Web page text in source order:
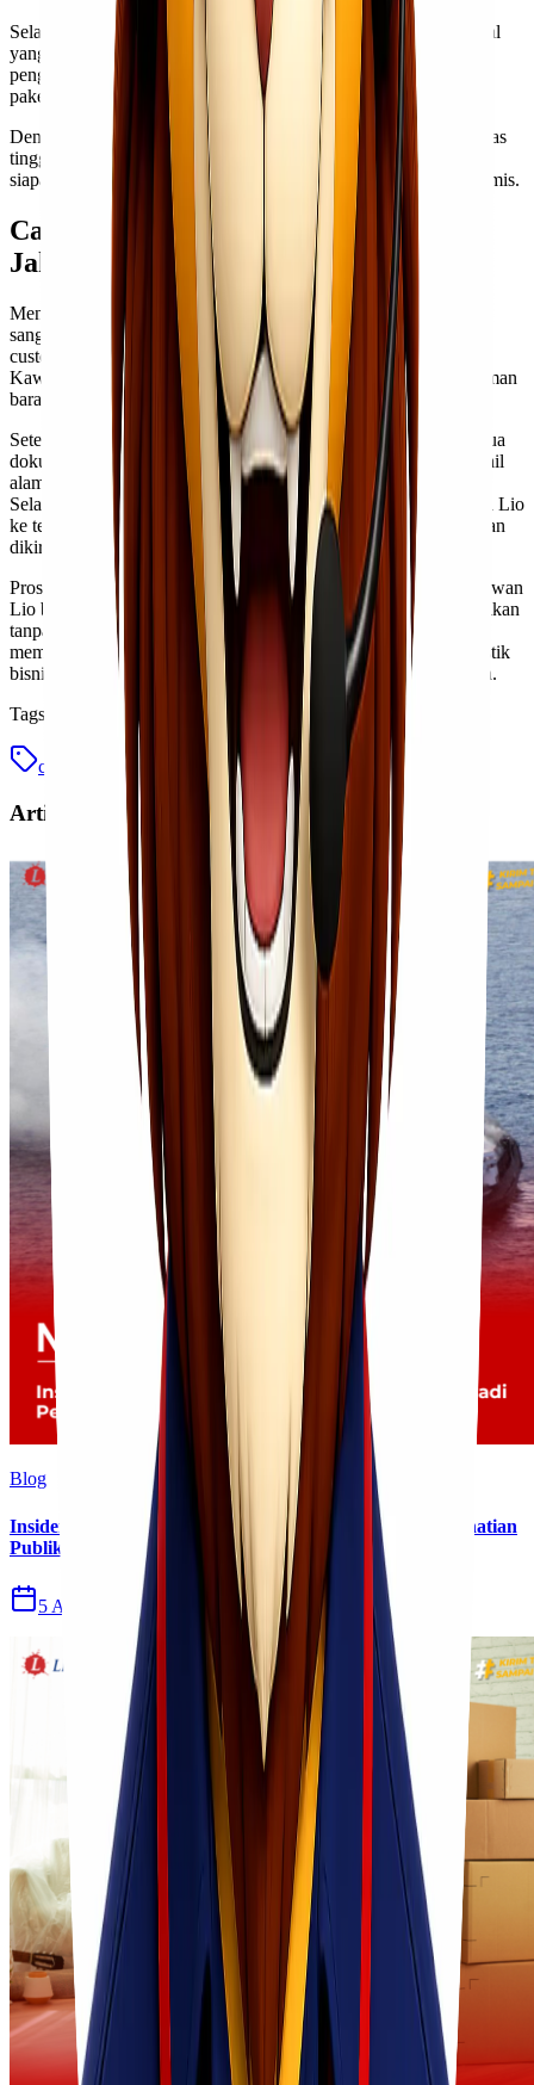
Selain itu, Cargo Murah Jakarta Tarakan memiliki tim profesional
yang siap membantu Lionel Express dengan segala kebutuhan
pengiriman. Staf mereka dilatih untuk menangani beragam jenis
paket dengan hati-hati dan efisien.
Dengan kombinasi harga yang bersaing dan pelayanan berkualitas
tinggi, Cargo Murah Jakarta Tarakan menjadi pilihan ideal bagi
siapa pun yang ingin mengirim barang secara mudah dan ekonomis.
Cara Menggunakan Jasa Cargo Murah
Jakarta Tarakan
Menggunakan jasa cargo murah untuk rute Jakarta Tarakan
sangatlah mudah. Pertama, Kawan Lio dapat menghubungi
customer service Lionel Expressdi nomor berikut
. Kemudian,
Kawan Lio akan menemukan berbagai informasi terkait pengiriman
barang langsung dari customer service kami.
Setelah itu, siapkan barang yang ingin dikirim dan pastikan semua
dokumen sudah lengkap. Jangan lupa untuk mencantumkan detail
alamat pengiriman dengan jelas agar tidak terjadi kesalahan.
Selanjutnya, tim Lionel Express akan menjemput barang Kawan Lio
ke tempat penjemputan. Setelah itu, barang Kawan Lio yang akan
dikirim dari Jakarta ke Tarakan siap meluncur.
Proses ini cepat dan efisien. Dengan harga hanya 13.900/kg, Kawan
Lio bisa mendapatkan layanan terbaik untuk pengiriman ke Tarakan
tanpa harus merogoh kocek terlalu dalam. Pastikan Kawan Lio
memanfaatkan kesempatan ini untuk memenuhi kebutuhan logistik
bisnis atau pribadi dengan cara yang hemat biaya dan terpercaya.
Tags
cargo murah jasa cargo jasa cargo murah
Artikel Terkait
Blog
Insiden Kebakaran KM Mutiara Sentosa II Menjadi Perhatian
Publik
5 Agu 2026